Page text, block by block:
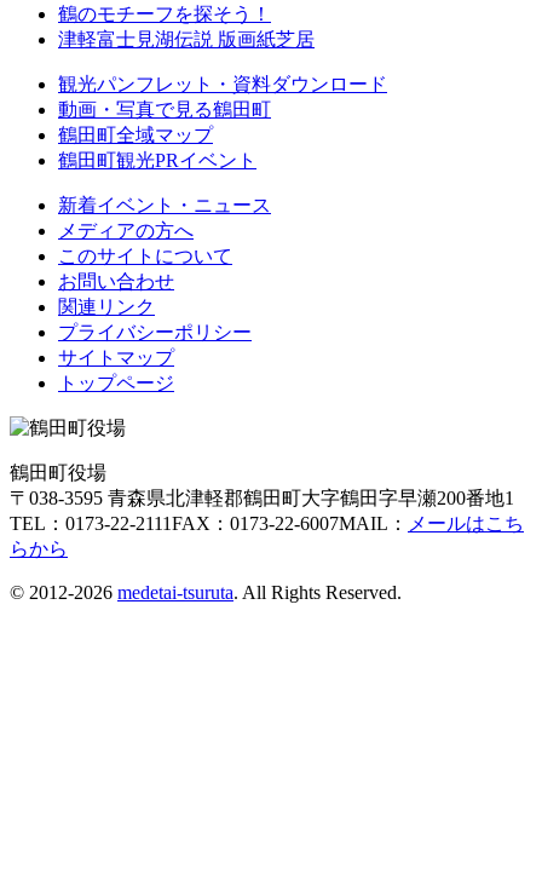
鶴のモチーフを探そう！
津軽富士見湖伝説 版画紙芝居
観光パンフレット・資料ダウンロード
動画・写真で見る鶴田町
鶴田町全域マップ
鶴田町観光PRイベント
新着イベント・ニュース
メディアの方へ
このサイトについて
お問い合わせ
関連リンク
プライバシーポリシー
サイトマップ
トップページ
鶴田町役場
〒038-3595 青森県北津軽郡鶴田町大字鶴田字早瀬200番地1
TEL：0173-22-2111FAX：0173-22-6007MAIL：
メールはこち
らから
© 2012-2026 medetai-tsuruta. All Rights Reserved.